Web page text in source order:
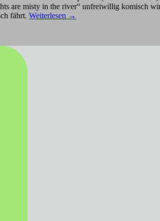
are misty in the river“ unfreiwillig komisch
fährt. Weiterlesen →